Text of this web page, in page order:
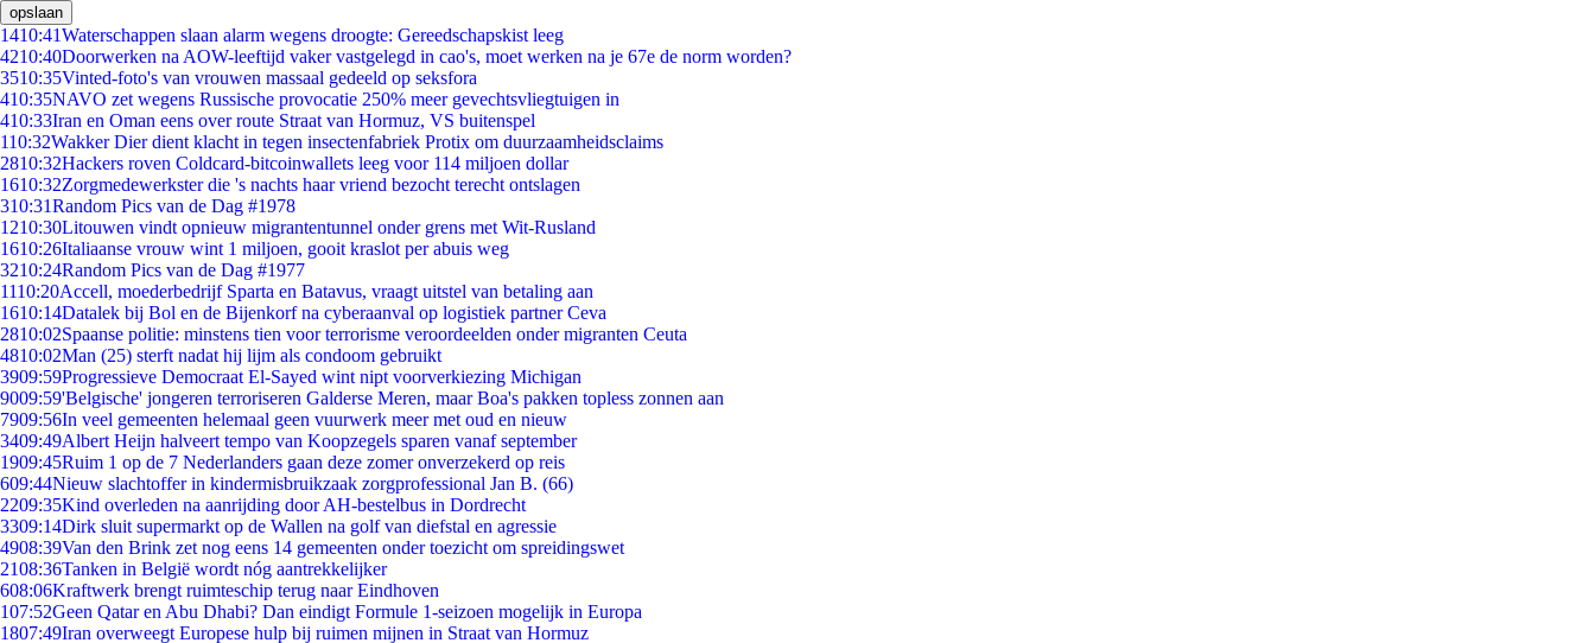
opslaan
1410:41Waterschappen slaan alarm wegens droogte: Gereedschapskist leeg
4210:40Doorwerken na AOW-leeftijd vaker vastgelegd in cao's, moet werken na je 67e de norm worden?
3510:35Vinted-foto's van vrouwen massaal gedeeld op seksfora
410:35NAVO zet wegens Russische provocatie 250% meer gevechtsvliegtuigen in
410:33Iran en Oman eens over route Straat van Hormuz, VS buitenspel
110:32Wakker Dier dient klacht in tegen insectenfabriek Protix om duurzaamheidsclaims
2810:32Hackers roven Coldcard-bitcoinwallets leeg voor 114 miljoen dollar
1610:32Zorgmedewerkster die 's nachts haar vriend bezocht terecht ontslagen
310:31Random Pics van de Dag #1978
1210:30Litouwen vindt opnieuw migrantentunnel onder grens met Wit-Rusland
1610:26Italiaanse vrouw wint 1 miljoen, gooit kraslot per abuis weg
3210:24Random Pics van de Dag #1977
1110:20Accell, moederbedrijf Sparta en Batavus, vraagt uitstel van betaling aan
1610:14Datalek bij Bol en de Bijenkorf na cyberaanval op logistiek partner Ceva
2810:02Spaanse politie: minstens tien voor terrorisme veroordeelden onder migranten Ceuta
4810:02Man (25) sterft nadat hij lijm als condoom gebruikt
3909:59Progressieve Democraat El-Sayed wint nipt voorverkiezing Michigan
9009:59'Belgische' jongeren terroriseren Galderse Meren, maar Boa's pakken topless zonnen aan
7909:56In veel gemeenten helemaal geen vuurwerk meer met oud en nieuw
3409:49Albert Heijn halveert tempo van Koopzegels sparen vanaf september
1909:45Ruim 1 op de 7 Nederlanders gaan deze zomer onverzekerd op reis
609:44Nieuw slachtoffer in kindermisbruikzaak zorgprofessional Jan B. (66)
2209:35Kind overleden na aanrijding door AH-bestelbus in Dordrecht
3309:14Dirk sluit supermarkt op de Wallen na golf van diefstal en agressie
4908:39Van den Brink zet nog eens 14 gemeenten onder toezicht om spreidingswet
2108:36Tanken in België wordt nóg aantrekkelijker
608:06Kraftwerk brengt ruimteschip terug naar Eindhoven
107:52Geen Qatar en Abu Dhabi? Dan eindigt Formule 1-seizoen mogelijk in Europa
1807:49Iran overweegt Europese hulp bij ruimen mijnen in Straat van Hormuz